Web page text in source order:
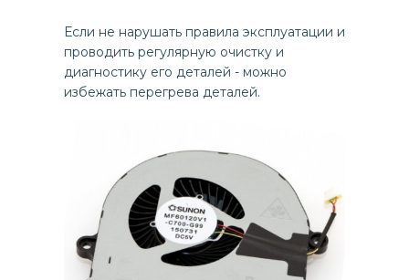
Если не нарушать правила эксплуатации и
проводить регулярную очистку и
диагностику его деталей - можно
избежать перегрева деталей.